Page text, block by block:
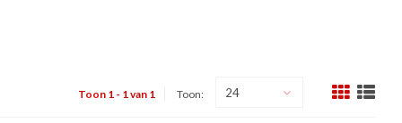
Toon 1 - 1 van 1 Toon: 24